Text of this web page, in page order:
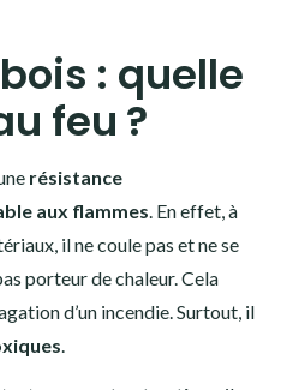
: quelle
feu ?
résistance
aux flammes . En effet, à
il ne coule pas et ne se
porteur de chaleur. Cela
d’un incendie. Surtout, il